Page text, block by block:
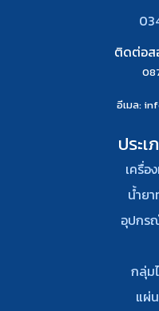
ติดต่อ
อีเมล:
ประ
เครื่อ
น้ำย
อุปกร
กลุ่ม
แผ่